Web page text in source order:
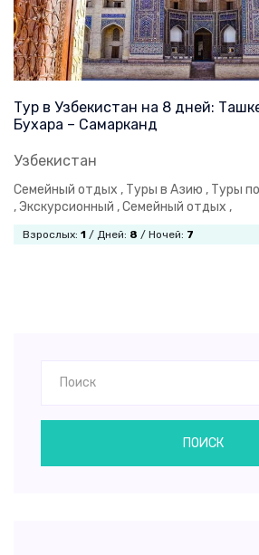
Тур в Узбекистан на 8 дней:
Бухара – Самарканд
Узбекистан
Семейный отдых , Туры в Азию , Туры
,Экскурсионный ,Семейный отдых ,
Взрослых: 1 / Дней: 8 / Ночей: 7
ПОИСК